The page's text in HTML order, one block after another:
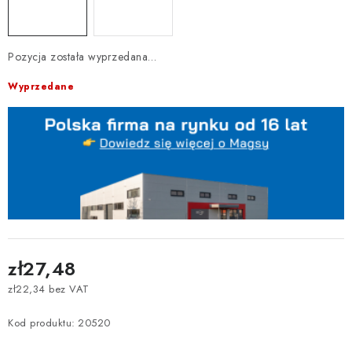
Pozycja została wyprzedana…
Wyprzedane
zł27,48
zł22,34 bez VAT
Kod produktu: 20520